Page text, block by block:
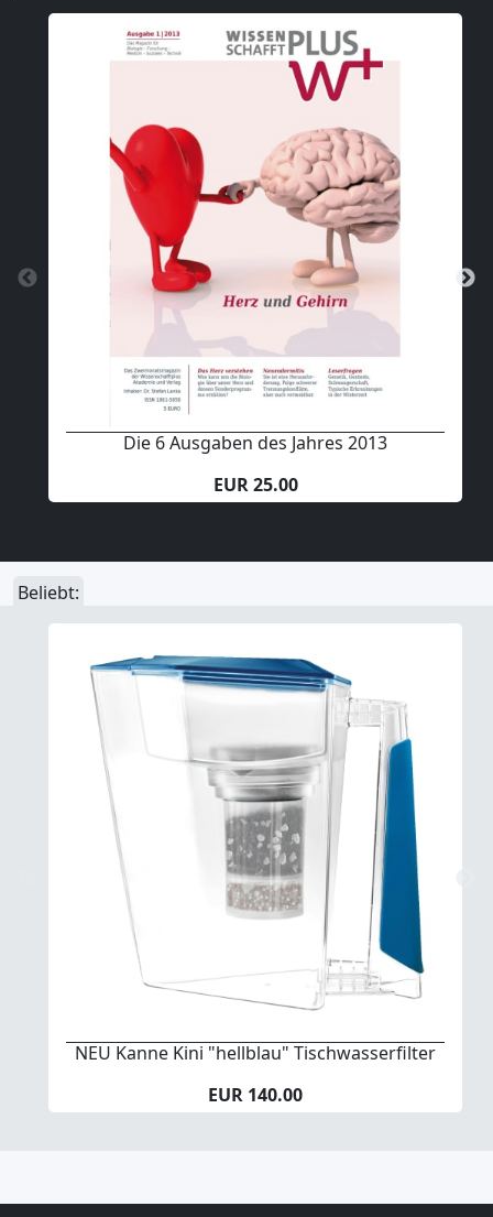
Die 6 Ausgaben des Jahres 2013
EUR 25.00
Beliebt:
NEU Kanne Kini "hellblau" Tischwasserfilter
EUR 140.00